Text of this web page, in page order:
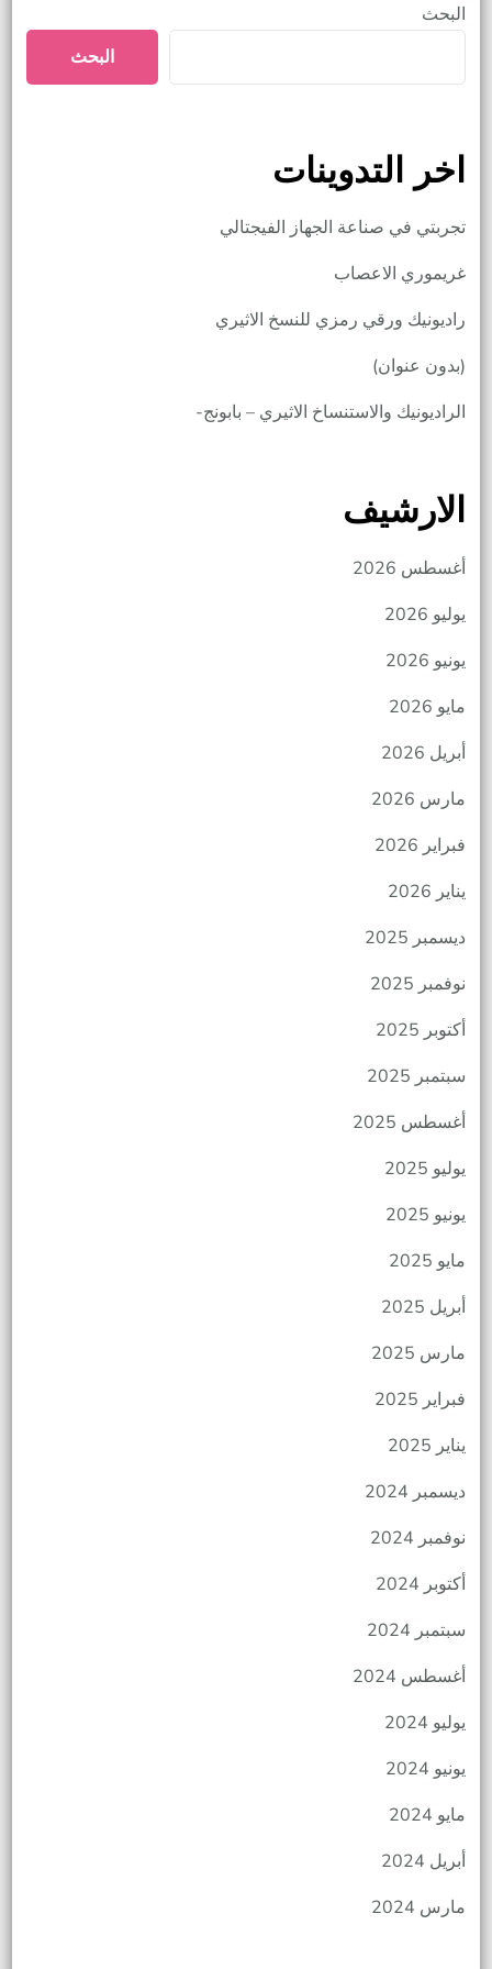
البحث
البحث
اخر التدوينات
تجربتي في صناعة الجهاز الفيجتالي
غريموري الاعصاب
راديونيك ورقي رمزي للنسخ الاثيري
(بدون عنوان)
الراديونيك والاستنساخ الاثيري – بابونج-
الارشيف
أغسطس 2026
يوليو 2026
يونيو 2026
مايو 2026
أبريل 2026
مارس 2026
فبراير 2026
يناير 2026
ديسمبر 2025
نوفمبر 2025
أكتوبر 2025
سبتمبر 2025
أغسطس 2025
يوليو 2025
يونيو 2025
مايو 2025
أبريل 2025
مارس 2025
فبراير 2025
يناير 2025
ديسمبر 2024
نوفمبر 2024
أكتوبر 2024
سبتمبر 2024
أغسطس 2024
يوليو 2024
يونيو 2024
مايو 2024
أبريل 2024
مارس 2024